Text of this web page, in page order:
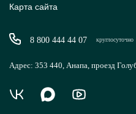
Карта сайта
8 800 444 44 07 круглосуточно
Адрес: 353 440, Анапа, проезд